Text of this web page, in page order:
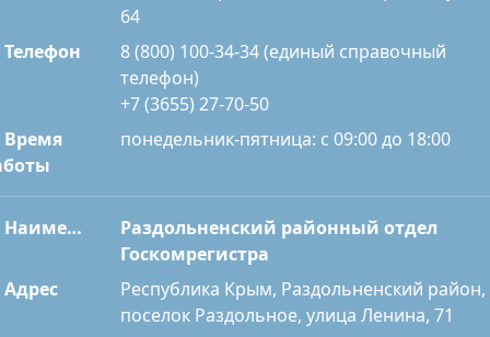
64
Телефон
8 (800) 100-34-34 (единый справочный
телефон)
+7 (3655) 27-70-50
Время
понедельник-пятница: с 09:00 до 18:00
Наименование
Раздольненский районный отдел
Госкомрегистра
Адрес
Республика Крым, Раздольненский район,
поселок Раздольное, улица Ленина, 71